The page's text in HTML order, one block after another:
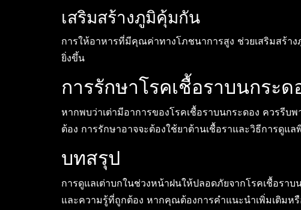
เสริมสร้างภูมิคุ้มกัน
การให้อาหารที่มีคุณค่าทางโภชนาการสูง ช่วยเสริมสร้า
ยิ่งขึ้น
การรักษาโรคเชื้อราบนกระด
หากพบว่าเต่ามีอาการของโรคเชื้อราบนกระดอง ควรรีบ
ต้อง การรักษาอาจจะต้องใช้ยาต้านเชื้อราและวิธีการดูแล
บทสรุป
การดูแลเต่าบกในช่วงหน้าฝนให้ปลอดภัยจากโรคเชื้อราบ
และความรู้ที่ถูกต้อง หากคุณต้องการคำแนะนำเพิ่มเติมห